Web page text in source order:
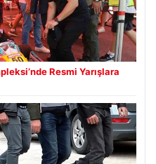
Resmi Yarışlara